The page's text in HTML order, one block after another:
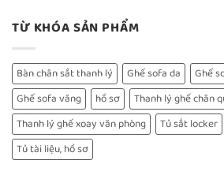
TỪ KHÓA SẢN PHẨM
Bàn chân sắt thanh lý Ghế sofa da Ghế
Ghế sofa văng
hồ sơ
Thanh lý ghế chân
Thanh lý ghế xoay văn phòng
Tủ sắt locker
Tủ tài liệu, hồ sơ